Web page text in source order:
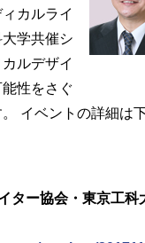
カルライ
学共催シ
ルデザイ
性をさぐ
イベントの詳細は
ター協会・東京工科